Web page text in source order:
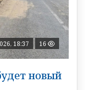
18:37 16
новый